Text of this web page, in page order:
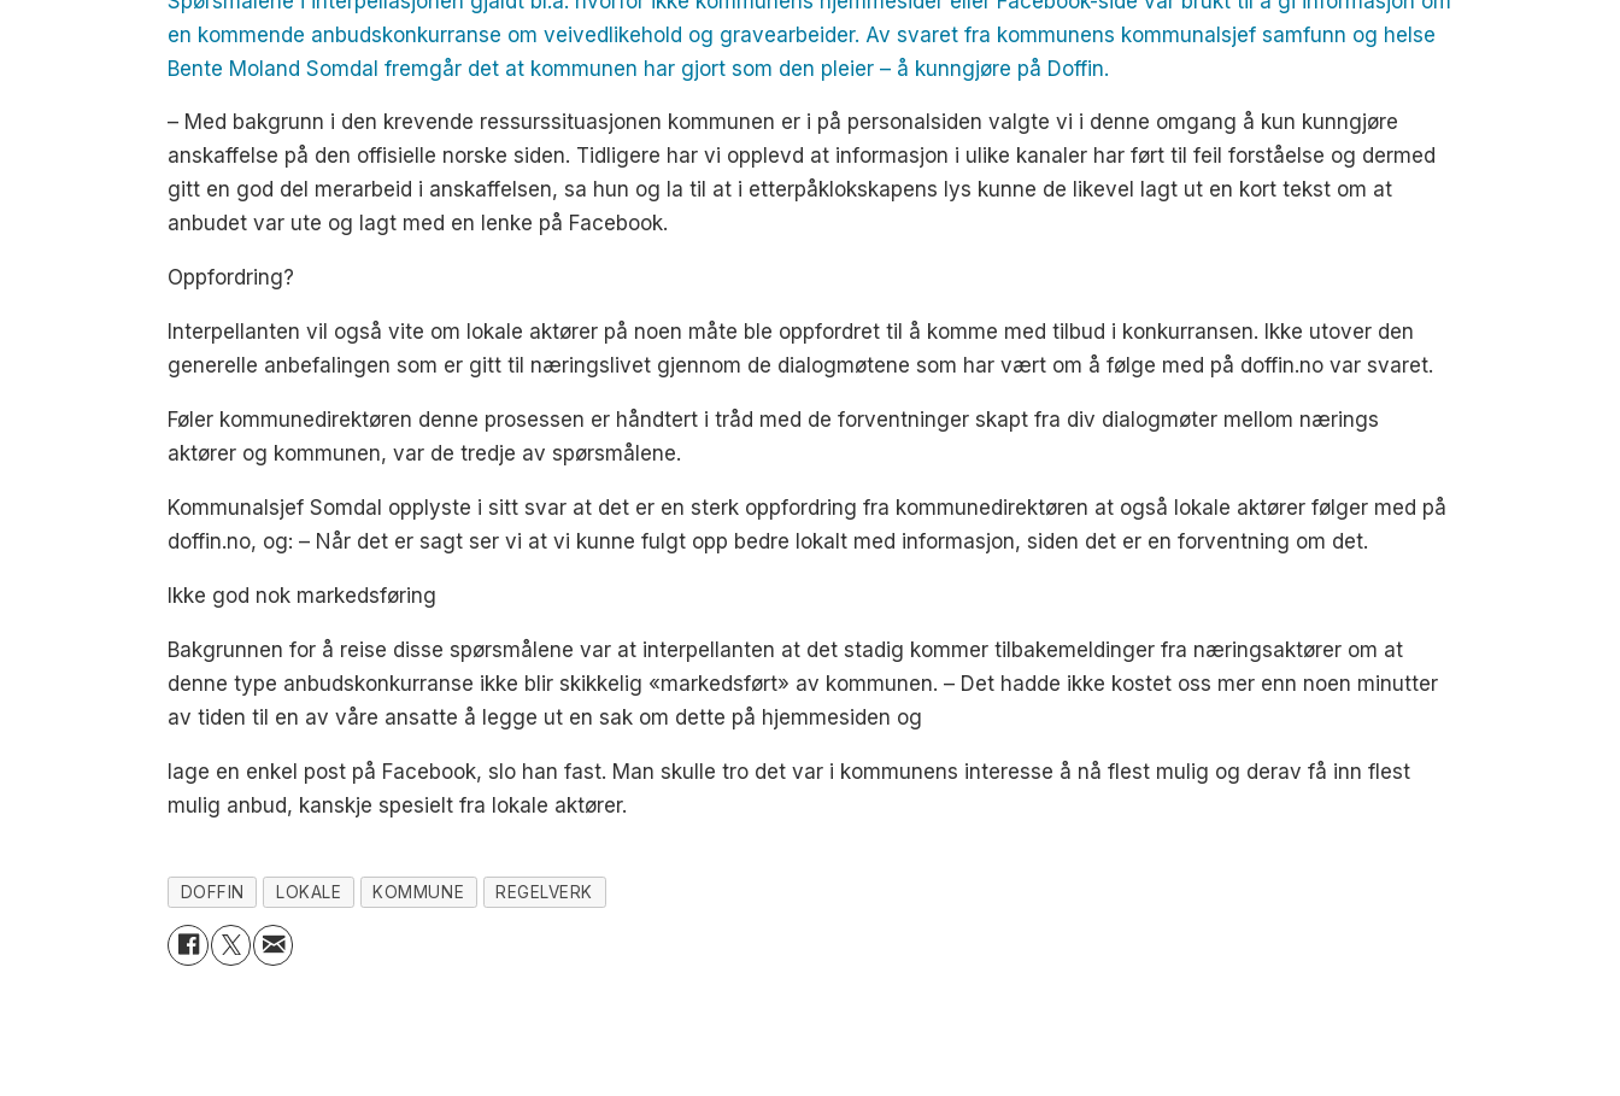
en kommende anbudskonkurranse om veivedlikehold og gravearbeider. Av svaret fra kommunens kommunalsjef samfunn og helse
Bente Moland Somdal fremgår det at kommunen har gjort som den pleier – å kunngjøre på Doffin.
– Med bakgrunn i den krevende ressurssituasjonen kommunen er i på personalsiden valgte vi i denne omgang å kun kunngjøre
anskaffelse på den offisielle norske siden. Tidligere har vi opplevd at informasjon i ulike kanaler har ført til feil forståelse og dermed
gitt en god del merarbeid i anskaffelsen, sa hun og la til at i etterpåklokskapens lys kunne de likevel lagt ut en kort tekst om at
anbudet var ute og lagt med en lenke på Facebook.
Oppfordring?
Interpellanten vil også vite om lokale aktører på noen måte ble oppfordret til å komme med tilbud i konkurransen. Ikke utover den
generelle anbefalingen som er gitt til næringslivet gjennom de dialogmøtene som har vært om å følge med på doffin.no var svaret.
Føler kommunedirektøren denne prosessen er håndtert i tråd med de forventninger skapt fra div dialogmøter mellom nærings
aktører og kommunen, var de tredje av spørsmålene.
Kommunalsjef Somdal opplyste i sitt svar at det er en sterk oppfordring fra kommunedirektøren at også lokale aktører følger med på
doffin.no, og: – Når det er sagt ser vi at vi kunne fulgt opp bedre lokalt med informasjon, siden det er en forventning om det.
Ikke god nok markedsføring
Bakgrunnen for å reise disse spørsmålene var at interpellanten at det stadig kommer tilbakemeldinger fra næringsaktører om at
denne type anbudskonkurranse ikke blir skikkelig «markedsført» av kommunen. – Det hadde ikke kostet oss mer enn noen minutter
av tiden til en av våre ansatte å legge ut en sak om dette på hjemmesiden og
lage en enkel post på Facebook, slo han fast. Man skulle tro det var i kommunens interesse å nå flest mulig og derav få inn flest
mulig anbud, kanskje spesielt fra lokale aktører.
DOFFIN LOKALE KOMMUNE REGELVERK